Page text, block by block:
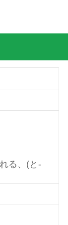
る、(と-